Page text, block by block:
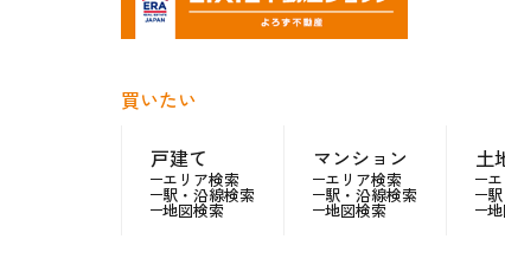
買いたい
戸建て
エリア検索
駅・沿線検索
地図検索
マンション
エリア検索
駅・沿線検索
地図検索
土